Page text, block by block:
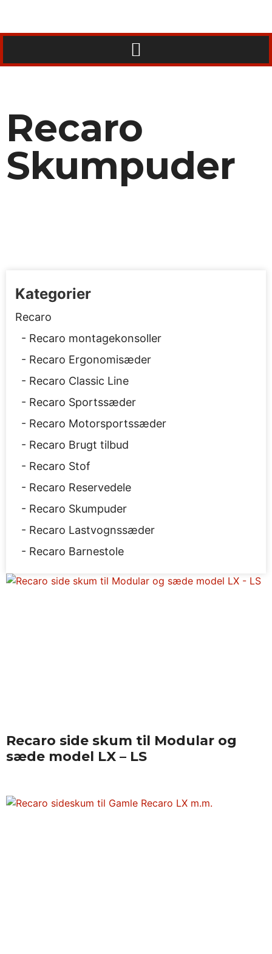
Recaro
Skumpuder
Kategorier
Recaro
Recaro montagekonsoller
Recaro Ergonomisæder
Recaro Classic Line
Recaro Sportssæder
Recaro Motorsportssæder
Recaro Brugt tilbud
Recaro Stof
Recaro Reservedele
Recaro Skumpuder
Recaro Lastvognssæder
Recaro Barnestole
Recaro side skum til Modular og
sæde model LX – LS